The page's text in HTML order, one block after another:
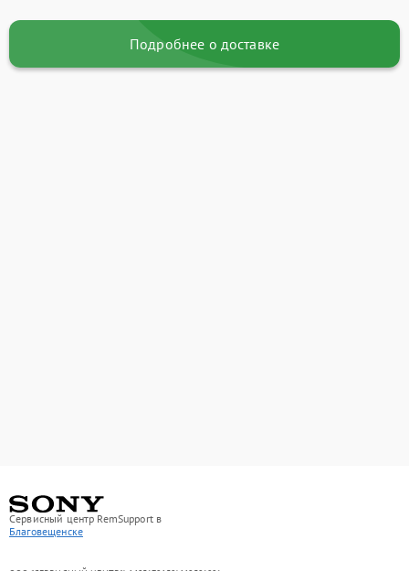
Подробнее о доставке
Сервисный центр RemSupport в
Благовещенске